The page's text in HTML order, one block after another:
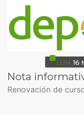
LUN 16
Nota
Renovación de